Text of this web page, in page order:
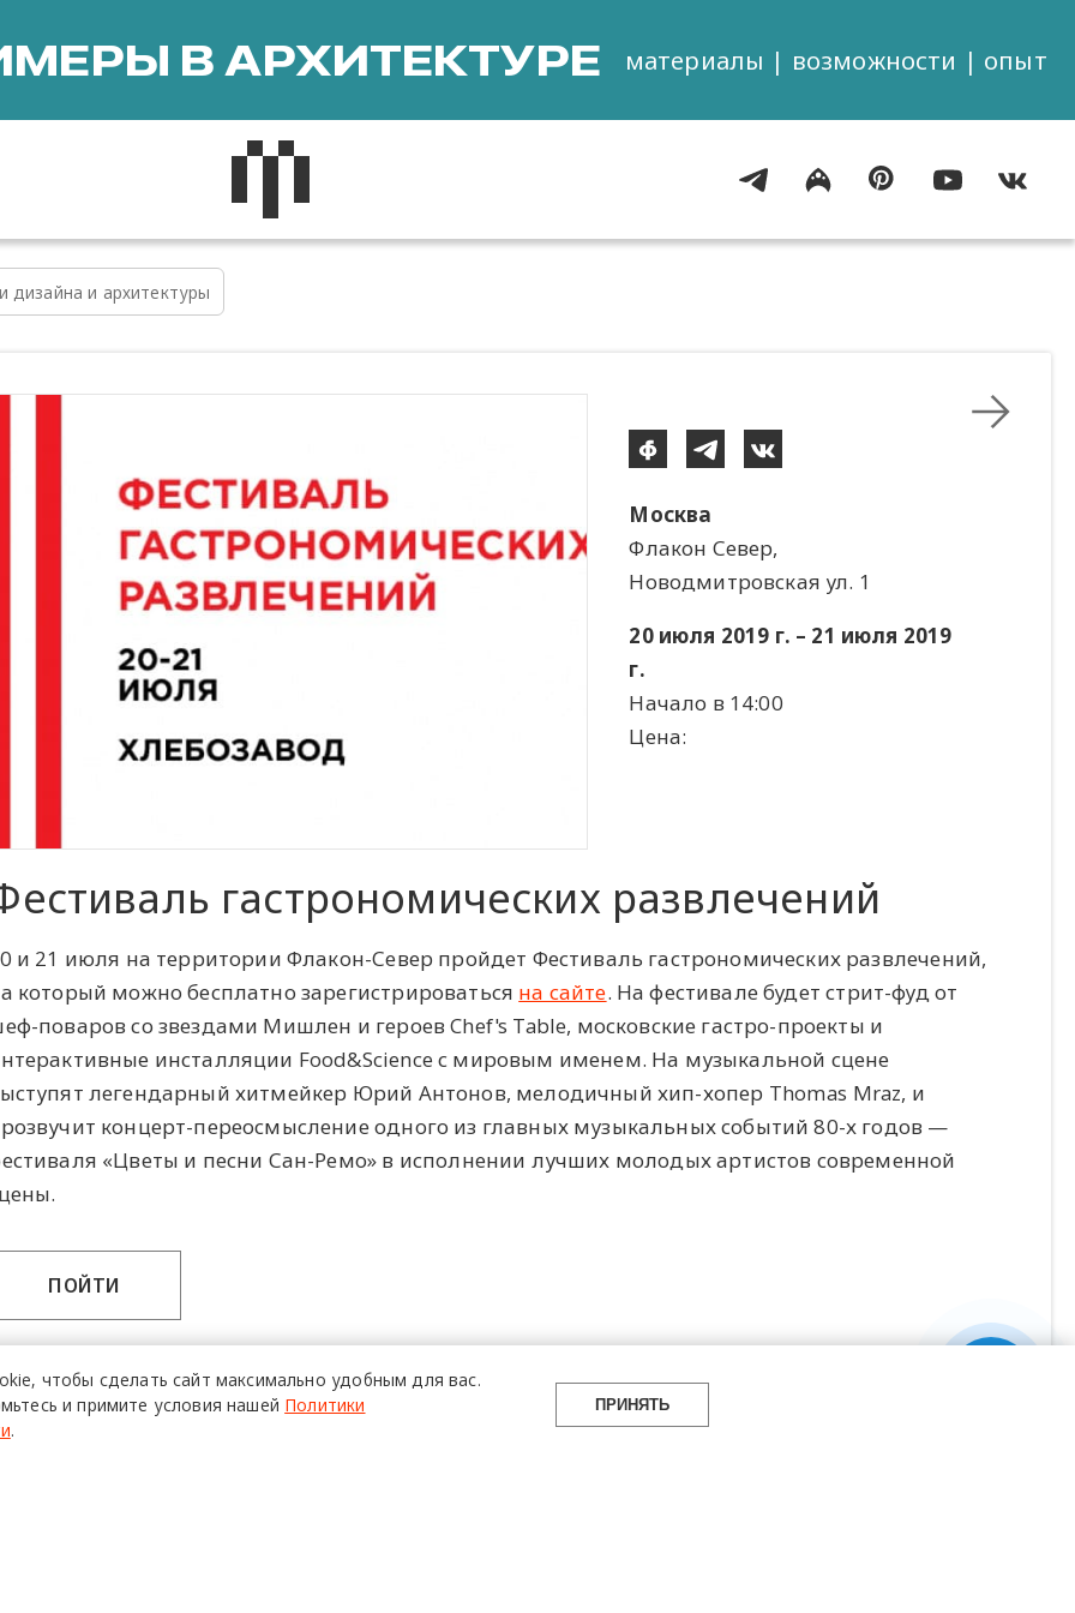
В АРХИТЕКТУРЕ материалы | возможности | опыт
дизайна и архитектуры
Москва
Флакон Север,
Новодмитровская ул. 1
20 июля 2019 г. – 21 июля 2019
г.
Начало в 14:00
Цена:
гастрономических развлечений
и 21 июля на территории Флакон-Север пройдет Фестиваль гастрономических развлечений,
который можно бесплатно зарегистрироваться на сайте. На фестивале будет стрит-фуд от
поваров со звездами Мишлен и героев Chef's Table, московские гастро-проекты и
инсталляции Food&Science с мировым именем. На музыкальной сцене
легендарный хитмейкер Юрий Антонов, мелодичный хип-хопер Thomas Mraz, и
концерт-переосмысление одного из главных музыкальных событий 80-х годов —
«Цветы и песни Сан-Ремо» в исполнении лучших молодых артистов современной
ПОЙТИ
чтобы сделать сайт максимально удобным для вас.
и примите условия нашей Политики
.
ПРИНЯТЬ